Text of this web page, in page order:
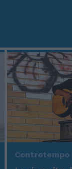
Controtempo